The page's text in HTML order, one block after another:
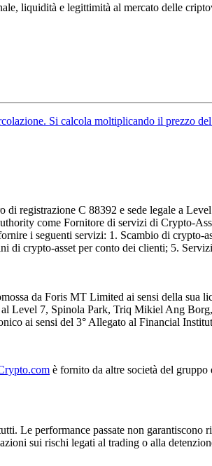
liquidità e legittimità al mercato delle
Si calcola moltiplicando il prezzo
registrazione C 88392 e sede legale a
come Fornitore di servizi di Crypto-
i seguenti servizi: 1. Scambio di crypto-
crypto-asset per conto dei clienti; 5.
da Foris MT Limited ai sensi della
Level 7, Spinola Park, Triq Mikiel Ang
ai sensi del 3° Allegato al Financial
è fornito da altre società del
Le performance passate non
sui rischi legati al trading o alla